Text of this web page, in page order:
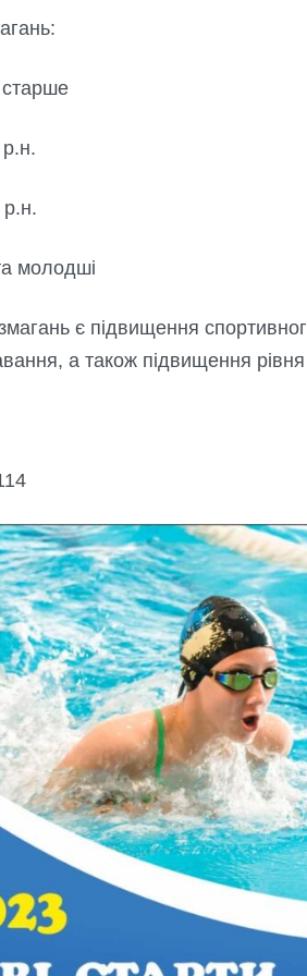
старше
р.н.
молодші
є підвищення
а також підвищення рівня